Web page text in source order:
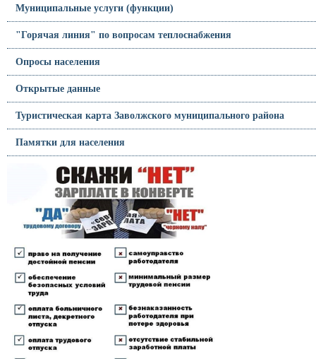
Муниципальные услуги (функции)
"Горячая линия" по вопросам теплоснабжения
Опросы населения
Открытые данные
Туристическая карта Заволжского муниципального района
Памятки для населения